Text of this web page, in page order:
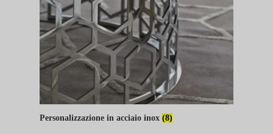
Personalizzazione in acciaio inox (8)